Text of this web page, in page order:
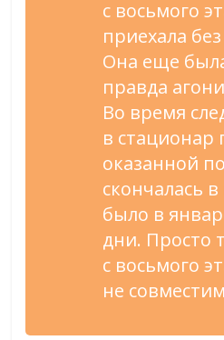
с восьмого
приехала
Она еще
правда
Во время
в стационар
оказанной
скончалась в
было в
дни. Просто
с восьмого
не